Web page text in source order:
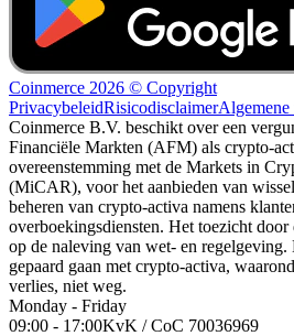
Coinmerce 2026 © Copyright
PrivacybeleidRisicodisclaimerAlgemene
Coinmerce B.V. beschikt over een
Financiële Markten (AFM) als crypto-
overeenstemming met de Markets in
(MiCAR), voor het aanbieden van
beheren van crypto-activa namens
overboekingsdiensten. Het toezicht
op de naleving van wet- en regelgeving.
gepaard gaan met crypto-activa,
verlies, niet weg.
Monday - Friday
09:00 - 17:00KvK / CoC 70036969